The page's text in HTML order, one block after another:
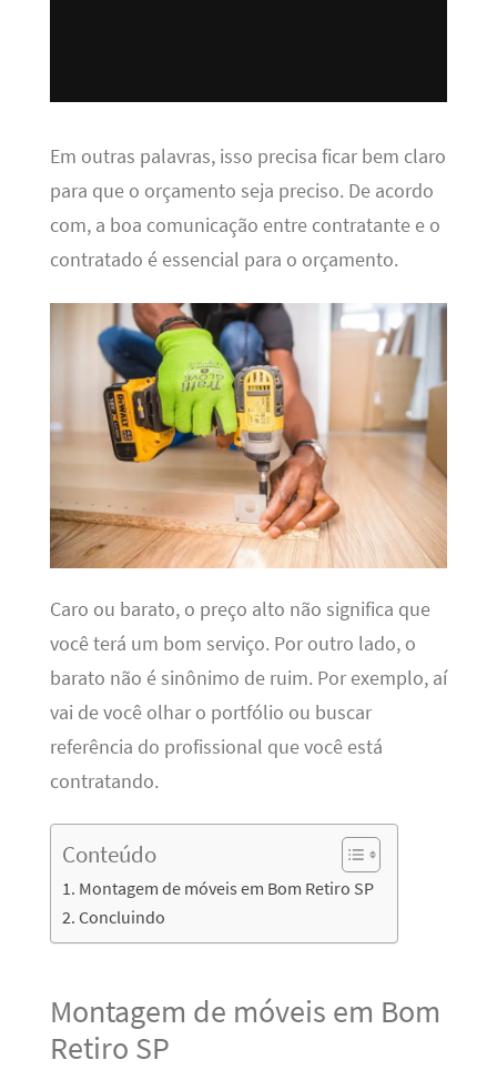
Em outras palavras, isso precisa ficar bem claro
para que o orçamento seja preciso. De acordo
com, a boa comunicação entre contratante e o
contratado é essencial para o orçamento.
Caro ou barato, o preço alto não significa que
você terá um bom serviço. Por outro lado, o
barato não é sinônimo de ruim. Por exemplo, aí
vai de você olhar o portfólio ou buscar
referência do profissional que você está
contratando.
Conteúdo
Montagem de móveis em Bom Retiro SP
Concluindo
Montagem de móveis em Bom
Retiro SP